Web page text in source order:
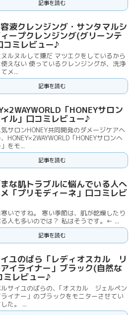
記事を読む
液クレンジング・サンタマルシ
ープクレンジング(グリーンテ
コミレビュー♪
ルヌルして嫌だ マツエクをしているから
えない 使っているクレンジングが、洗浄
メ...
記事を読む
「HONEYサロン
ル」口コミレビュー♪
サロンHONEY共同開発のダメージケアヘ
HONEY×2WAYWORLD「HONEYサロンヘ
をモ...
記事を読む
な肌トラブルに悩んでいる人へ
「プリモディーネ」口コミレビ
いですね。 寒い季節は、肌が乾燥したり
人も多いのでは？ 私はそうです。← ...
記事を読む
ユのばら「レディオスカル リ
イライナー」ブラック(自然な
ミレビュー♪
ルサイユのばらの、｢オスカル ジェルペン
イナー」のブラックをモニターさせてい
た。 ...